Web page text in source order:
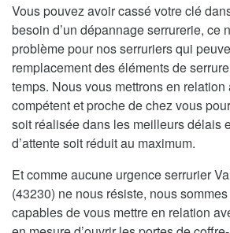
Vous pouvez avoir cassé votre clé
besoin d’un dépannage serrurerie, ce
problème pour nos serruriers qui
remplacement des éléments de
temps. Nous vous mettrons en
compétent et proche de chez vous
soit réalisée dans les meilleurs délais
d’attente soit réduit au maximum.
Et comme aucune urgence serrurier
(43230) ne nous résiste, nous
capables de vous mettre en relation